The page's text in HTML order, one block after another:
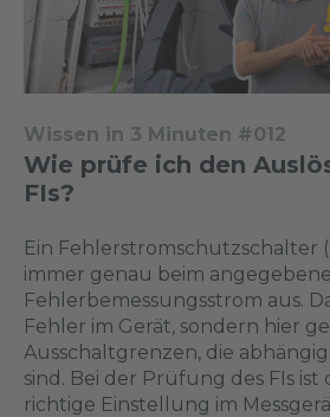
Wissen in 3 Minuten #012
Wie prüfe ich den
FIs?
Ein Fehlerstromschutzschalter
immer genau beim
Fehlerbemessungsstrom aus.
Fehler im Gerät, sondern hier
Ausschaltgrenzen, die
sind. Bei der Prüfung des FIs ist
richtige Einstellung im